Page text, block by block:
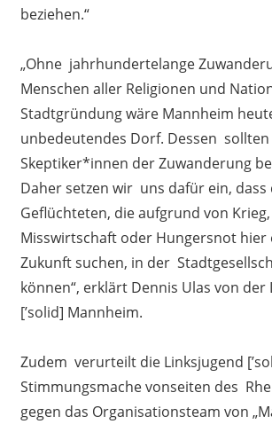
beziehen.“
„Ohne jahrhundertelange
Menschen aller Religionen und
Stadtgründung wäre Mannheim
unbedeutendes Dorf. Dessen sollten
Skeptiker*innen der Zuwanderung
Daher setzen wir uns dafür ein, dass
Geflüchteten, die aufgrund von
Misswirtschaft oder Hungersnot hier
Zukunft suchen, in der
können“, erklärt Dennis Ulas von der
[’solid] Mannheim.
Zudem verurteilt die Linksjugend
Stimmungsmache vonseiten des
gegen das Organisationsteam von